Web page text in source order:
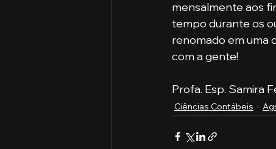
mensalmente aos
tempo durante os
renomado em uma
com a gente!
Profa. Esp. Samira
Ciências Contábeis